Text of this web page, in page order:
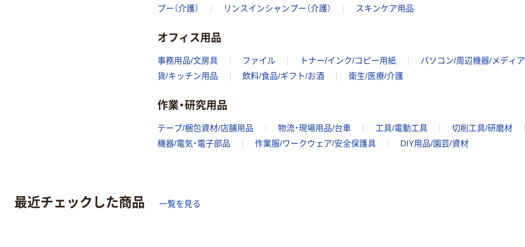
プー（介護）
リンスインシャンプー（介護） スキンケア用品
オフィス用品
事務用品/文房具 ファイル トナー/インク/コピー用紙 パソコン/周辺機器/メディア
貨/キッチン用品
飲料/食品/ギフト/お酒 衛生/医療/介護
作業・研究用品
テープ/梱包資材/店舗用品 物流・現場用品/台車 工具/電動工具 切削工具/研磨材
機器/電気・電子部品
作業服/ワークウェア/安全保護具 DIY用品/園芸/資材
最近チェックした商品 一覧を見る